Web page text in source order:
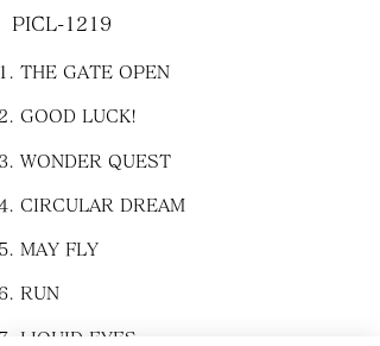
THE GATE OPEN
GOOD LUCK!
WONDER QUEST
CIRCULAR DREAM
MAY FLY
RUN
LIQUID EYES
PICL-1219